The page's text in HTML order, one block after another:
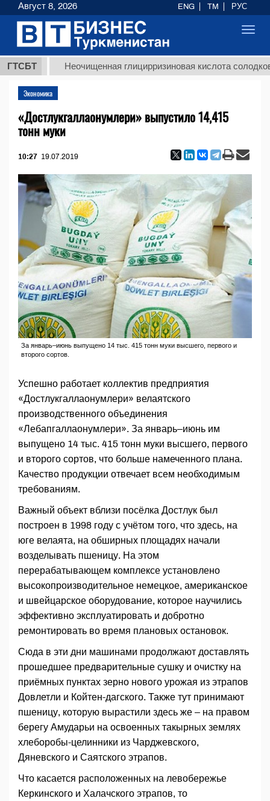
ГТСБТНеочищенная глицирризиновая кислота солодкового
Экономика
«Достлукгаллаонумлери» выпустило 14,415
тонн муки
10:27 19.07.2019
За январь–июнь выпущено 14 тыс. 415 тонн муки высшего, первого и
второго сортов.
Успешно работает коллектив предприятия
«Достлукгаллаонумлери» велаятского
производственного объединения
«Лебапгаллаонумлери». За январь–июнь им
выпущено 14 тыс. 415 тонн муки высшего, первого
и второго сортов, что больше намеченного плана.
Качество продукции отвечает всем необходимым
требованиям.
Важный объект вблизи посёлка Достлук был
построен в 1998 году с учётом того, что здесь, на
юге велаята, на обширных площадях начали
возделывать пшеницу. На этом
перерабатывающем комплексе установлено
высокопроизводительное немецкое, американское
и швейцарское оборудование, которое научились
эффективно эксплуатировать и добротно
ремонтировать во время плановых остановок.
Сюда в эти дни машинами продолжают доставлять
прошедшее предварительные сушку и очистку на
приёмных пунктах зерно нового урожая из этрапов
Довлетли и Койтен-дагского. Также тут принимают
пшеницу, которую вырастили здесь же – на правом
берегу Амударьи на освоенных такырных землях
хлеборобы-целинники из Чарджевского,
Дяневского и Саятского этрапов.
Что касается расположенных на левобережье
Керкинского и Халачского этрапов, то
Август 8, 2026 ENG TM РУС